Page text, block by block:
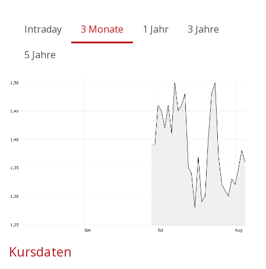
Intraday 3 Monate 1 Jahr
3 Jahre
5 Jahre
Kursdaten